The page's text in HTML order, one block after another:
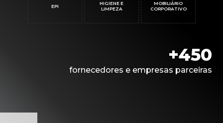
EPI
HIGIENE E
LIMPEZA
MOBILIÁRIO
CORPORATIVO
+450
fornecedores e empresas parceiras